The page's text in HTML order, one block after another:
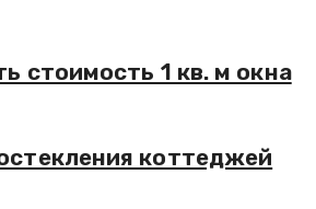
стоимость 1 кв. м окна
коттеджей